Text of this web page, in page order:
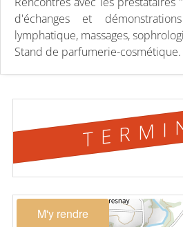
d'échanges et
lymphatique, massages,
Stand de parfumerie-cosmétique.
M'y rendre